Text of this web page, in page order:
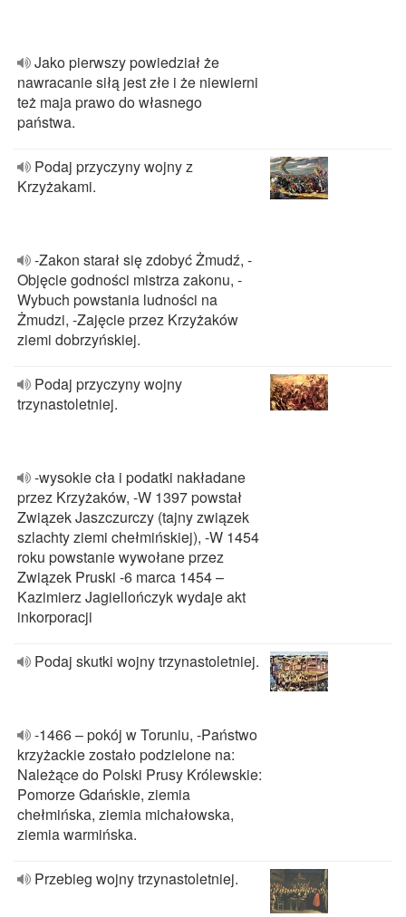
Jako pierwszy powiedział że
nawracanie siłą jest złe i że niewierni
też maja prawo do własnego
państwa.
Podaj przyczyny wojny z
Krzyżakami.
-Zakon starał się zdobyć Żmudź, -
Objęcie godności mistrza zakonu, -
Wybuch powstania ludności na
Żmudzi, -Zajęcie przez Krzyżaków
ziemi dobrzyńskiej.
Podaj przyczyny wojny
trzynastoletniej.
-wysokie cła i podatki nakładane
przez Krzyżaków, -W 1397 powstał
Związek Jaszczurczy (tajny związek
szlachty ziemi chełmińskiej), -W 1454
roku powstanie wywołane przez
Związek Pruski -6 marca 1454 –
Kazimierz Jagiellończyk wydaje akt
inkorporacji
Podaj skutki wojny trzynastoletniej.
-1466 – pokój w Toruniu, -Państwo
krzyżackie zostało podzielone na:
Należące do Polski Prusy Królewskie:
Pomorze Gdańskie, ziemia
chełmińska, ziemia michałowska,
ziemia warmińska.
Przebieg wojny trzynastoletniej.